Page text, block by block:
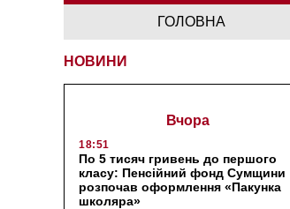
ГОЛОВНА
НОВИНИ
Вчора
18:51
По 5 тисяч гривень до першого
класу: Пенсійний фонд Сумщини
розпочав оформлення «Пакунка
школяра»